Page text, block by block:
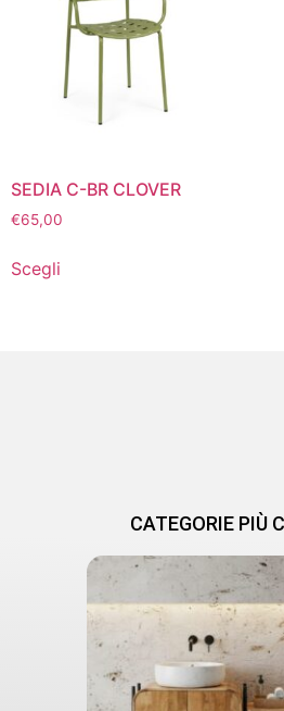
SEDIA C-BR CLOVER
€65,00
Scegli
CATEGORIE PIÙ